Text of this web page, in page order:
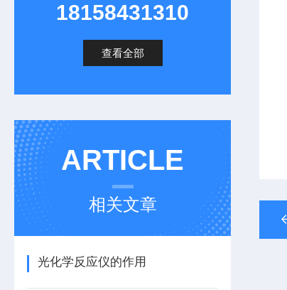
18158431310
查看全部
ARTICLE
相关文章
光化学反应仪的作用